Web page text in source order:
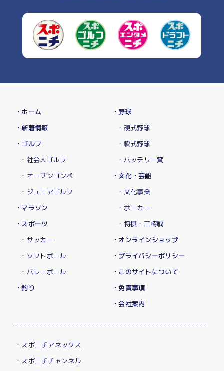
・ホーム
・新着情報
・ゴルフ
・社会人ゴルフ
・オープンコンペ
・ジュニアゴルフ
・マラソン
・スポーツ
・サッカー
・ソフトボール
・バレーボール
・釣り
・野球
・硬式野球
・軟式野球
・バッテリー賞
・文化・芸能
・文化事業
・ポーカー
・将棋・王将戦
・オンラインショップ
・プライバシーポリシー
・このサイトについて
・免責事項
・会社案内
・スポニチアネックス
・スポニチチャンネル